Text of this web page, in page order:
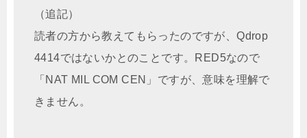
（追記）
読者の方から教えてもらったのですが、Qdrop
4414ではないかとのことです。RED5なので
「NAT MIL COM CEN」ですが、意味を理解で
きません。